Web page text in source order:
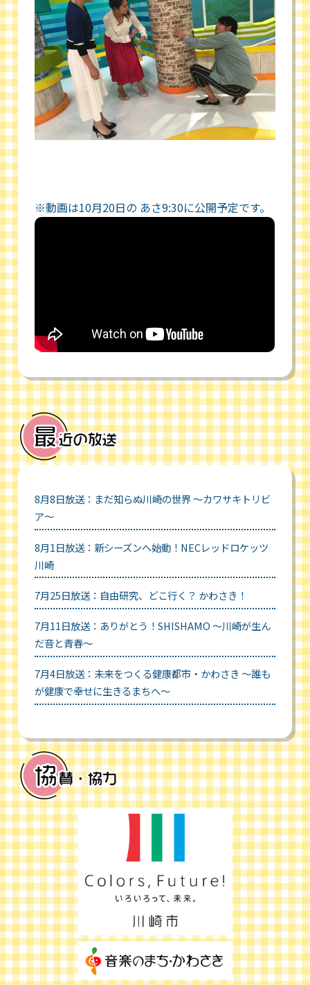
※動画は10月20日の あさ9:30に公開予定です。
8月8日放送：まだ知らぬ川崎の世界 ～カワサキトリビ
ア～
8月1日放送：新シーズンへ始動！NECレッドロケッツ
川崎
7月25日放送：自由研究、どこ行く？ かわさき！
7月11日放送：ありがとう！SHISHAMO ～川崎が生ん
だ音と青春～
7月4日放送：未来をつくる健康都市・かわさき ～誰も
が健康で幸せに生きるまちへ～